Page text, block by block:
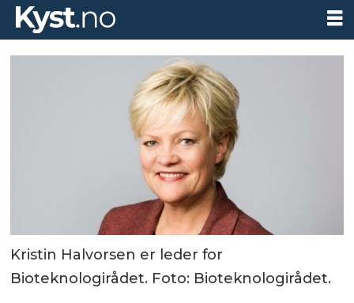
Kristin Halvorsen er leder for
Bioteknologirådet. Foto: Bioteknologirådet.